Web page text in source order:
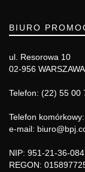
BIURO
ul. Resorowa 10
02-956 WARSZAWA
Telefon: (22) 55 00
Telefon
e-mail:
NIP: 951-21-36-084
REGON: